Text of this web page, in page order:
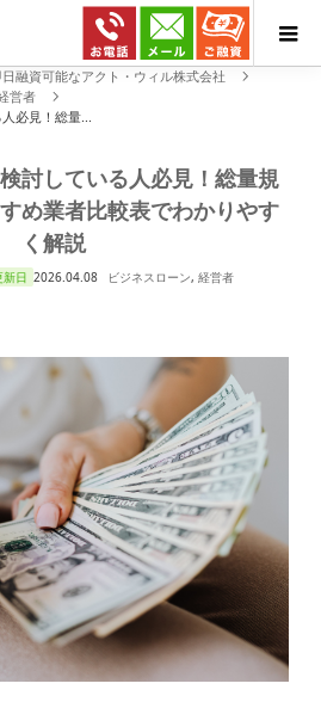
融資可能なアクト・ウィル株式会社
営者
必見！総量...
討している人必見！総量規
め業者比較表でわかりやす
く解説
新日 2026.04.08 ビジネスローン, 経営者